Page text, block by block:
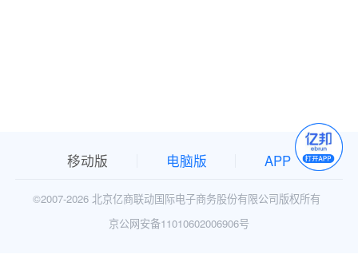
移动版 电脑版 APP
©2007-2026 北京亿商联动国际电子商务股份有限公司版权所有
京公网安备11010602006906号